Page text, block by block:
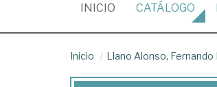
INICIO (CURRENT)
CATÁLOGO
Inicio Llano Alonso, Fernando